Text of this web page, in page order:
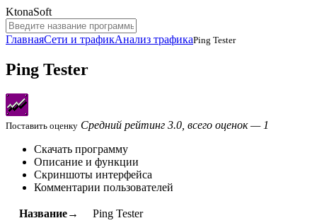
KtonaSoft
ГлавнаяСети и трафикАнализ трафикаPing Tester
Ping Tester
Поставить оценку Средний рейтинг 3.0, всего оценок — 1
Скачать программу
Описание и функции
Скриншоты интерфейса
Комментарии пользователей
Название→
Ping Tester